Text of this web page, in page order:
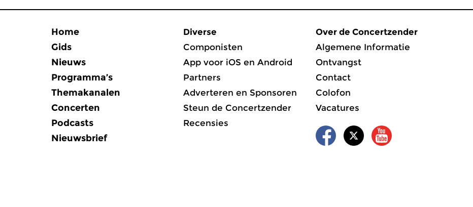
Home
Gids
Nieuws
Programma’s
Themakanalen
Concerten
Podcasts
Nieuwsbrief
Diverse
Componisten
App voor iOS en Android
Partners
Adverteren en Sponsoren
Steun de Concertzender
Recensies
Over de Concertzender
Algemene Informatie
Ontvangst
Contact
Colofon
Vacatures